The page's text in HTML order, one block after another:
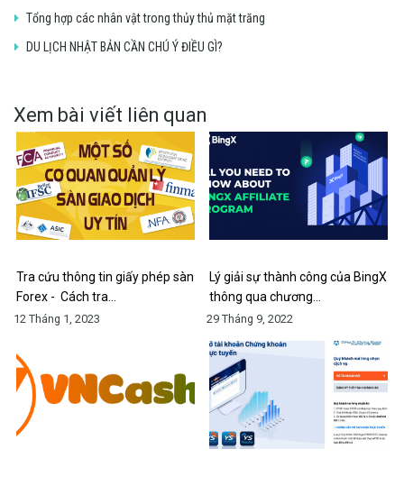
Tổng hợp các nhân vật trong thủy thủ mặt trăng
DU LỊCH NHẬT BẢN CẦN CHÚ Ý ĐIỀU GÌ?
Xem bài viết liên quan
Tra cứu thông tin giấy phép sàn
Forex - Cách tra…
12 Tháng 1, 2023
Lý giải sự thành công của BingX
thông qua chương…
29 Tháng 9, 2022